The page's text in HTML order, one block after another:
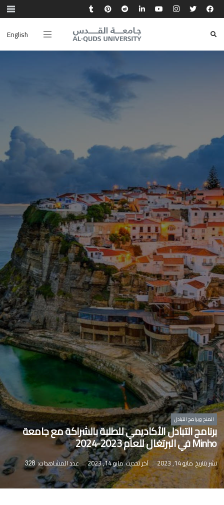
English
المنح وبرامج التبادل
برنامج التبادل الأكاديمي للطلبة بالشراكة مع جامعة
Minho في البرتغال‎‎‎‎‎‎ للعام 2023-2024
نشر بتاريخ مايو 14, 2023 آخر تحديث مايو 14, 2023 عدد المشاهدات: 328